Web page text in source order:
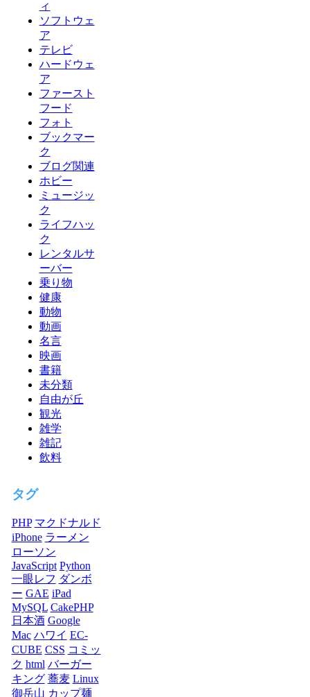
ィ
ソフトウェ
ア
テレビ
ハードウェ
ア
ファースト
フード
フォト
ブックマー
ク
ブログ関連
ホビー
ミュージッ
ク
ライフハッ
ク
レンタルサ
ーバー
乗り物
健康
動物
動画
名言
映画
書籍
未分類
自由が丘
観光
雑学
雑記
飲料
タグ
PHP マクドナルド
iPhone ラーメン
ローソン
JavaScript Python
一眼レフ ダンボ
ー GAE iPad
MySQL CakePHP
日本酒 Google
Mac ハワイ EC-
CUBE CSS コミッ
ク html バーガー
キング 蕎麦 Linux
御岳山 カップ麺